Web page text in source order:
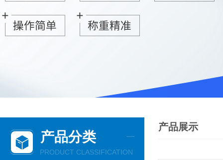
产品分类
PRODUCT CLASSIFICATION
产品展示